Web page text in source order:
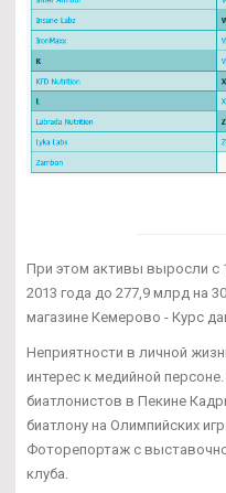
При этом активы выросли с
2013 года до 277,9 млрд на
магазине Кемерово - Курс
Неприятности в личной
интерес к медийной
биатлонистов в Пекине
биатлону на Олимпийских
Фоторепортаж с
клуба.